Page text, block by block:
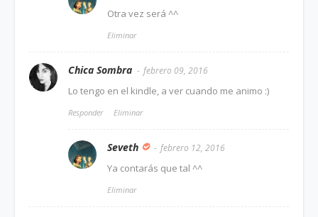
Otra vez será ^^
Eliminar
Chica Sombra febrero 09, 2016
Lo tengo en el kindle, a ver cuando me animo :)
Responder Eliminar
Seveth febrero 12, 2016
Ya contarás que tal ^^
Eliminar